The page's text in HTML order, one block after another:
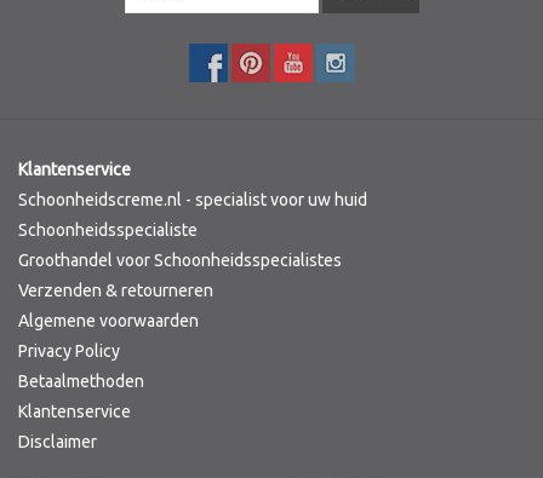
Pascaud
Fusion Meso
PCA SKINCARE
Ekseption Skincare
Blog
Klantenservice
Schoonheidscreme.nl - specialist voor uw huid
Schoonheidsspecialiste
Groothandel voor Schoonheidsspecialistes
Verzenden & retourneren
Algemene voorwaarden
Privacy Policy
Betaalmethoden
Klantenservice
Disclaimer